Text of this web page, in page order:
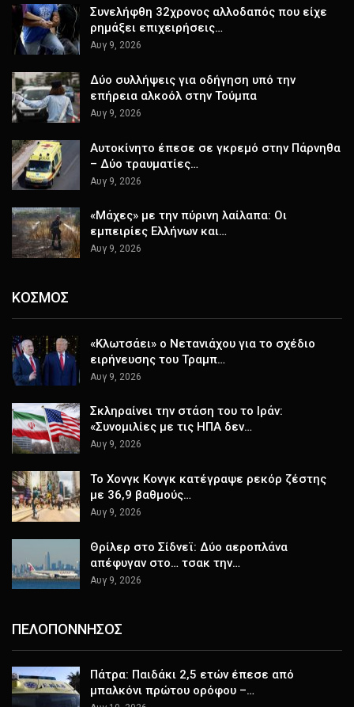
Συνελήφθη 32χρονος αλλοδαπός που είχε
ρημάξει επιχειρήσεις…
Αυγ 9, 2026
Δύο συλλήψεις για οδήγηση υπό την
επήρεια αλκοόλ στην Τούμπα
Αυγ 9, 2026
Αυτοκίνητο έπεσε σε γκρεμό στην Πάρνηθα
– Δύο τραυματίες…
Αυγ 9, 2026
«Μάχες» με την πύρινη λαίλαπα: Οι
εμπειρίες Ελλήνων και…
Αυγ 9, 2026
ΚΟΣΜΟΣ
«Κλωτσάει» ο Νετανιάχου για το σχέδιο
ειρήνευσης του Τραμπ…
Αυγ 9, 2026
Σκληραίνει την στάση του το Ιράν:
«Συνομιλίες με τις ΗΠΑ δεν…
Αυγ 9, 2026
Το Χονγκ Κονγκ κατέγραψε ρεκόρ ζέστης
με 36,9 βαθμούς…
Αυγ 9, 2026
Θρίλερ στο Σίδνεϊ: Δύο αεροπλάνα
απέφυγαν στο… τσακ την…
Αυγ 9, 2026
ΠΕΛΟΠΟΝΝΗΣΟΣ
Πάτρα: Παιδάκι 2,5 ετών έπεσε από
μπαλκόνι πρώτου ορόφου –…